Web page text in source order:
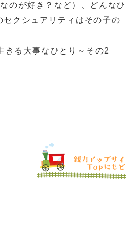
のが好き？など）、どんなひ
クシュアリティはその子の
きる大事なひとり～その2